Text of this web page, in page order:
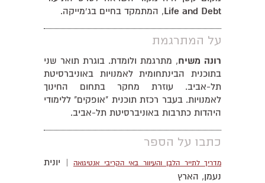
Life and Debt, המתמקד בחיים בג'מייקה.
על המתרגמת
רונה משיח, מתרגמת ולומדת. בוגרת תואר שני
בתוכנית הבינתחומית לאמנויות באוניברסיטת
תל-אביב. עוזרת מחקר בתחום החינוך
לאמנויות. בעבר רכזת תוכנית "אופקים" ללימודי
היהדות כתרבות באוניברסיטת תל-אביב.
כתבו על הספר
מדריך לתייר הלבן והעיוור באי הקריבי אנטיגואה
| יונית
נעמן, הארץ